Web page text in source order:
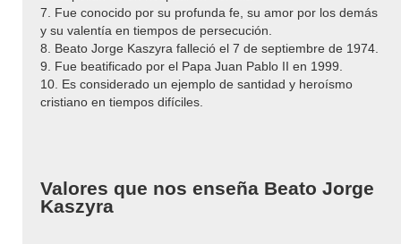
7. Fue conocido por su profunda fe, su amor por los demás
y su valentía en tiempos de persecución.
8. Beato Jorge Kaszyra falleció el 7 de septiembre de 1974.
9. Fue beatificado por el Papa Juan Pablo II en 1999.
10. Es considerado un ejemplo de santidad y heroísmo
cristiano en tiempos difíciles.
Valores que nos enseña Beato Jorge
Kaszyra